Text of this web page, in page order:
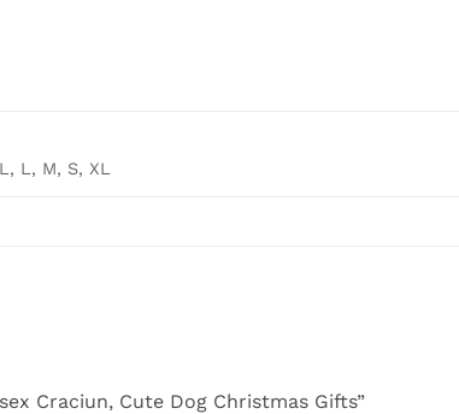
L, M, S, XL
Craciun, Cute Dog Christmas Gifts”